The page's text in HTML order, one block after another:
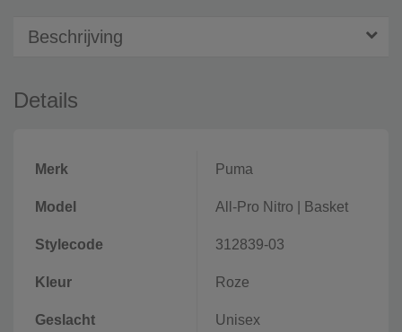
Beschrijving
Details
Merk Puma
Model All-Pro Nitro Basket
Stylecode 312839-03
Kleur Roze
Geslacht Unisex